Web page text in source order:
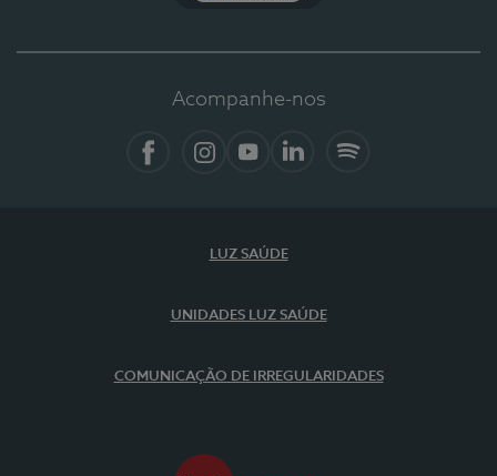
Acompanhe-nos
LUZ SAÚDE
UNIDADES LUZ SAÚDE
COMUNICAÇÃO DE IRREGULARIDADES